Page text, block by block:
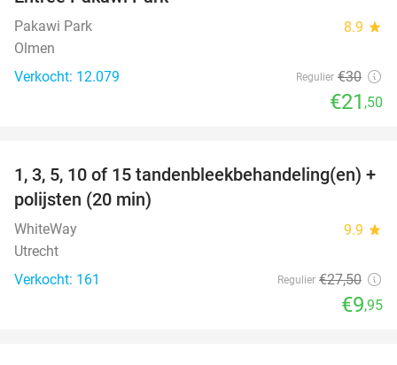
Pakawi Park 8.9 star
Olmen
Verkocht: 12.079
Regulier €30
€21 ,50
64%
1, 3, 5, 10 of 15 tandenbleekbehandeling(en) +
polijsten (20 min)
WhiteWay 9.9 star
Utrecht
Verkocht: 161
Regulier €27,50
€9,95